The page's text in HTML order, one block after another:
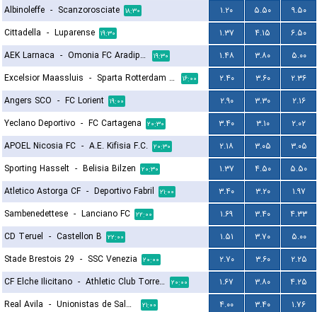
Albinoleffe - Scanzorosciate ۱۸:۳۰ ۱.۲۰ ۵.۵۰
۹.۵۰
Cittadella - Luparense ۱۹:۳۰ ۱.۳۷ ۴.۱۵
۶.۵۰
AEK Larnaca - Omonia FC Aradippou ۱۹:۳۰ ۱.۴۸ ۳.۸۰
۵.۰۰
Excelsior Maassluis - Sparta Rotterdam Reserves ۱۶:۰۰ ۲.۴۰ ۳.۶۰
۲.۳۶
Angers SCO - FC Lorient ۱۹:۰۰ ۲.۹۰ ۳.۳۰
۲.۱۶
Yeclano Deportivo - FC Cartagena ۲۰:۳۰ ۳.۴۰ ۳.۱۰
۲.۰۲
APOEL Nicosia FC - A.E. Kifisia F.C. ۲۰:۳۰ ۲.۱۸ ۳.۰۵
۳.۰۵
Sporting Hasselt - Belisia Bilzen ۲۰:۳۰ ۱.۳۷ ۴.۵۰
۵.۵۰
Atletico Astorga CF - Deportivo Fabril ۲۱:۰۰ ۳.۴۰ ۳.۲۰
۱.۹۷
Sambenedettese - Lanciano FC ۲۲:۰۰ ۱.۶۹ ۳.۴۰
۴.۳۳
CD Teruel - Castellon B ۲۲:۰۰ ۱.۵۱ ۳.۷۰
۵.۰۰
Stade Brestois 29 - SSC Venezia ۲۰:۰۰ ۲.۷۰ ۳.۶۰
۲.۲۵
CF Elche Ilicitano - Athletic Club Torrellano ۲۰:۰۰ ۱.۶۷ ۳.۸۰
۴.۲۵
Real Avila - Unionistas de Salamanca CF ۲۱:۰۰ ۴.۰۰ ۳.۴۰
۱.۷۶